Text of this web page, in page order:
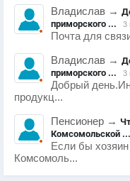
Владислав →
приморского ...
3
Почта для
Владислав →
приморского ...
3
Добрый
продукц...
Пенсионер →
Комсомольской ...
Если бы хозяин
Комсомоль...